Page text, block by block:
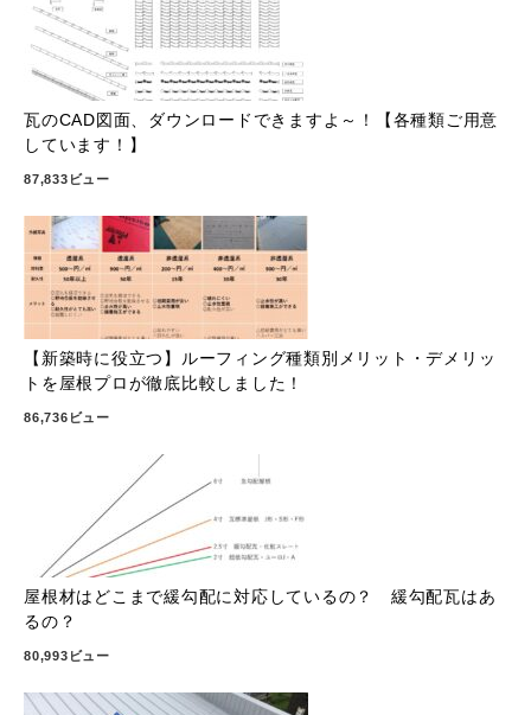
瓦のCAD図面、ダウンロードできますよ～！【各種類ご用意
しています！】
87,833ビュー
【新築時に役立つ】ルーフィング種類別メリット・デメリッ
トを屋根プロが徹底比較しました！
86,736ビュー
屋根材はどこまで緩勾配に対応しているの？ 緩勾配瓦はあ
るの？
80,993ビュー